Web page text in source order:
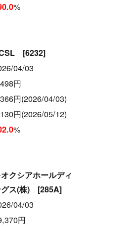
%
[6232]
04/03
円
円(2026/04/03)
円(2026/05/12)
%
クシアホールディ
グス(株) [285A]
04/03
円